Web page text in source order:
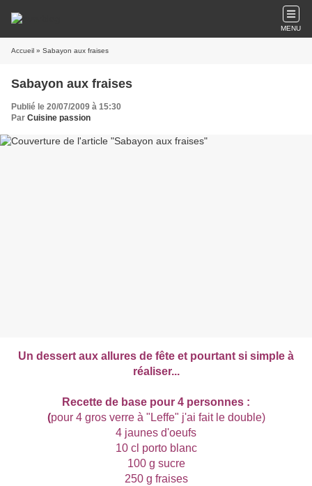
MENU
Accueil » Sabayon aux fraises
Sabayon aux fraises
Publié le 20/07/2009 à 15:30
Par Cuisine passion
Un dessert aux allures de fête et pourtant si simple à
réaliser...
Recette de base pour 4 personnes :
(pour 4 gros verre à "Leffe" j'ai fait le double)
4 jaunes d'oeufs
10 cl porto blanc
100 g sucre
250 g fraises